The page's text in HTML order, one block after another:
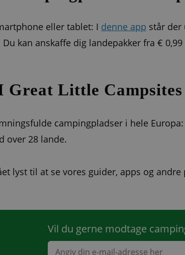
eller tablet: I denne app står der
Du kan anskaffe dig landepakker fra € 0,99
Great Little Campsites
campingpladser i hele Europa:
over 28 lande.
lyst til at se vores guider, apps og andre
Vil du gerne modtage